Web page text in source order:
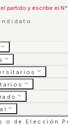
partido y escribe el
o de Elección